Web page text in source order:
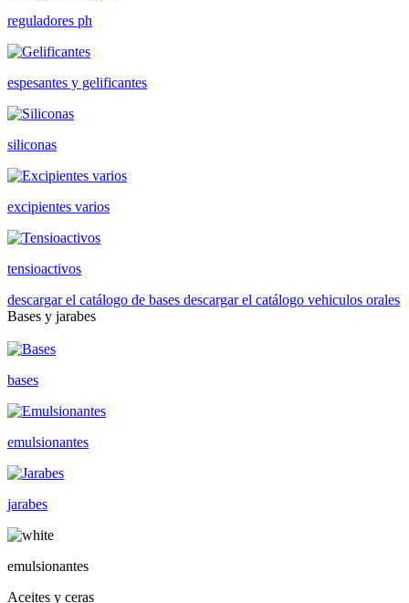
reguladores ph
espesantes y gelificantes
siliconas
excipientes varios
tensioactivos
descargar el catálogo de bases descargar el catálogo vehiculos orales
Bases y jarabes
bases
emulsionantes
jarabes
emulsionantes
Aceites y ceras